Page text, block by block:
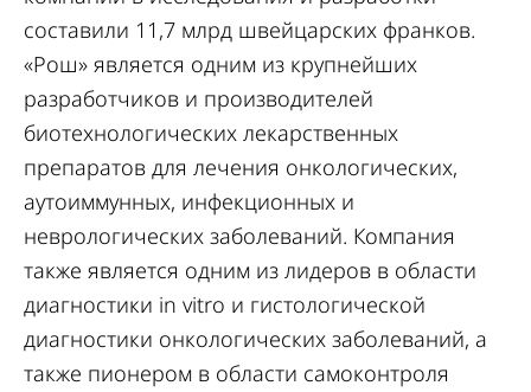
составили 11,7 млрд швейцарских франков.
«Рош» является одним из крупнейших
разработчиков и производителей
биотехнологических лекарственных
препаратов для лечения онкологических,
аутоиммунных, инфекционных и
неврологических заболеваний. Компания
также является одним из лидеров в области
диагностики in vitro и гистологической
диагностики онкологических заболеваний, а
также пионером в области самоконтроля